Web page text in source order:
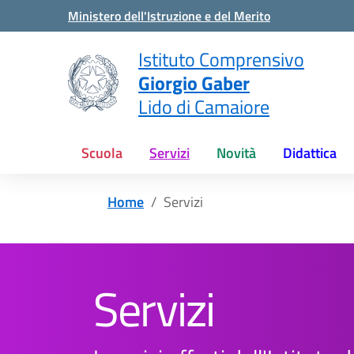
Vai ai contenuti
Vai al menu di navigazione
Ministero dell'Istruzione e del Merito
Istituto Comprensivo
Giorgio Gaber
Lido di Camaiore
Scuola Servizi Novità Didattica
Home Servizi
Servizi